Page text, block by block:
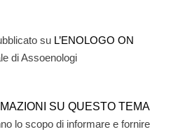
su L’ENOLOGO ON
di Assoenologi
SU QUESTO TEMA
lo scopo di informare e fornire